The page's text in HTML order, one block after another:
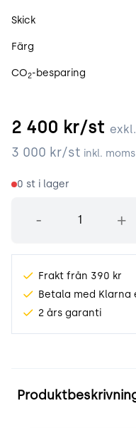
Skick
Färg
CO2-besparing
2 400 kr/st
3 000 kr/st inkl. moms
0 st i lager
- +
Frakt från 390 kr
Betala med Klarna
2 års garanti